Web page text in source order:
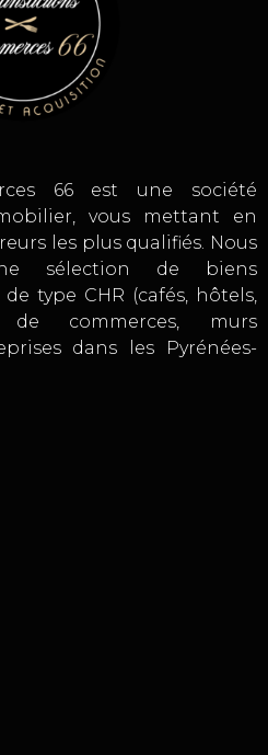
66 est une société
vous mettant en
les plus qualifiés. Nous
sélection de biens
type CHR (cafés, hôtels,
de commerces, murs
dans les Pyrénées-